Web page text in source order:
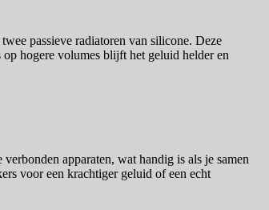
passieve radiatoren van silicone. Deze
hogere volumes blijft het geluid helder en
apparaten, wat handig is als je samen
voor een krachtiger geluid of een echt